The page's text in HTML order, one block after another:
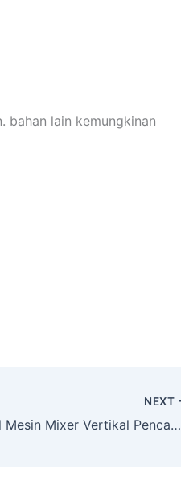
bahan lain kemungkinan
NEXT
Jual Mesin Mixer Vertikal Pencampur Tepung dan Biji AGR-MVT100 di Pekanbaru